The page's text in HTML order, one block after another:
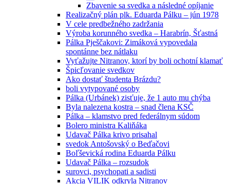
Zbavenie sa svedka a následné opíjanie
Realizačný plán plk. Eduarda Pálku – jún 1978
V cele predbežného zadržania
Výroba korunného svedka – Harabrín, Šťastná
Pálka Pješčakovi: Zimáková vypovedala
spontánne bez nátlaku
Vyťažujte Nitranov, ktorí by boli ochotní klamať
Špicľovanie svedkov
Ako dostať študenta Brázdu?
boli vytypované osoby
Pálka (Urbánek) zisťuje, že 1 auto mu chýba
Byla nalezena kostra – snad člena KSČ
Pálka – klamstvo pred federálnym súdom
Bolero ministra Kaliňáka
Udavač Pálka krivo prisahal
svedok Antošovský o Beďačovi
Boľševická rodina Eduarda Pálku
Udavač Pálka – rozsudok
surovci, psychopati a sadisti
Akcia VILIK odkryla Nitranov